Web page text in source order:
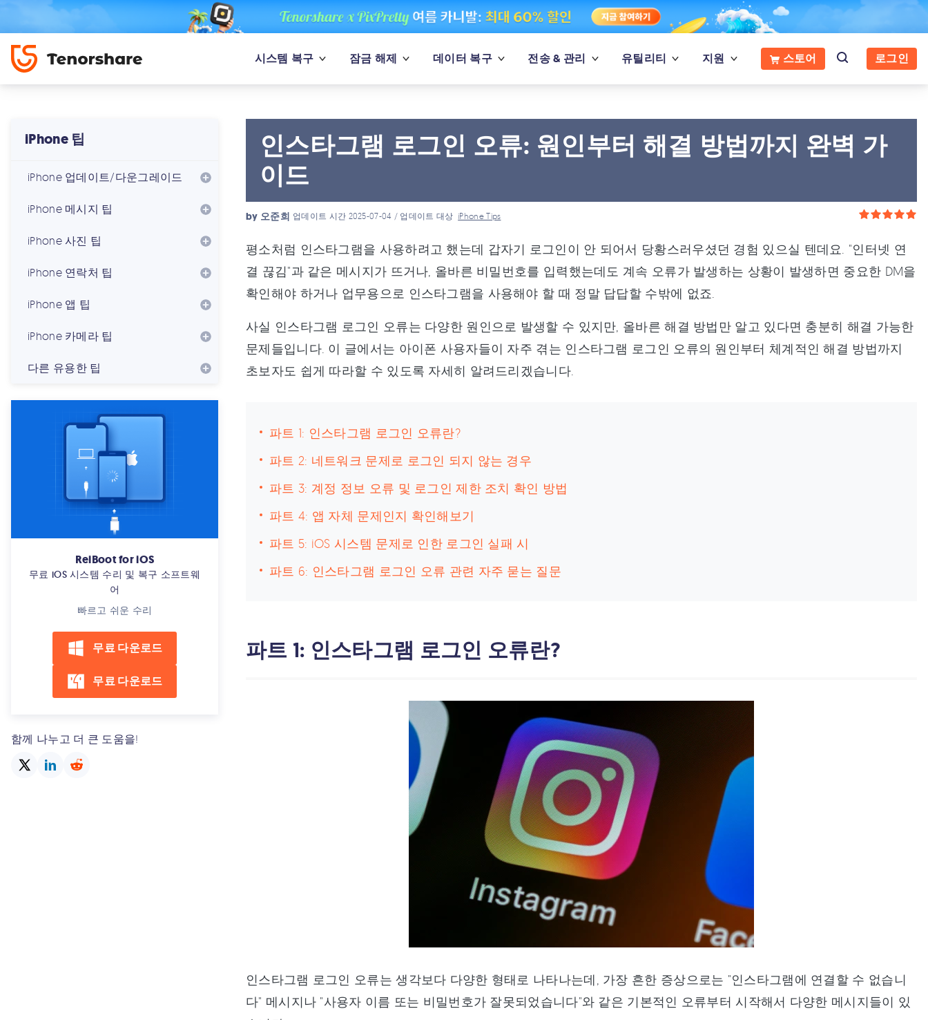
시스템 복구 잠금 해제 데이터 복구 전송 & 관리 유틸리티 지원 스토어 로그인
iPhone 팁
iPhone 업데이트/다운그레이드
iPhone 메시지 팁
iPhone 사진 팁
iPhone 연락처 팁
iPhone 앱 팁
iPhone 카메라 팁
다른 유용한 팁
ReiBoot for iOS
무료 iOS 시스템 수리 및 복구 소프트웨
어
빠르고 쉬운 수리
무료 다운로드
무료 다운로드
함께 나누고 더 큰 도움을!
인스타그램 로그인 오류: 원인부터 해결 방법까지 완벽 가
이드
by 오준희 업데이트 시간 2025-07-04 / 업데이트 대상iPhone Tips
평소처럼 인스타그램을 사용하려고 했는데 갑자기 로그인이 안 되어서 당황스러우셨던 경험 있으실 텐데요. "인터넷 연
결 끊김"과 같은 메시지가 뜨거나, 올바른 비밀번호를 입력했는데도 계속 오류가 발생하는 상황이 발생하면 중요한 DM을
확인해야 하거나 업무용으로 인스타그램을 사용해야 할 때 정말 답답할 수밖에 없죠.
사실 인스타그램 로그인 오류는 다양한 원인으로 발생할 수 있지만, 올바른 해결 방법만 알고 있다면 충분히 해결 가능한
문제들입니다. 이 글에서는 아이폰 사용자들이 자주 겪는 인스타그램 로그인 오류의 원인부터 체계적인 해결 방법까지
초보자도 쉽게 따라할 수 있도록 자세히 알려드리겠습니다.
파트 1: 인스타그램 로그인 오류란?
파트 2: 네트워크 문제로 로그인 되지 않는 경우
파트 3: 계정 정보 오류 및 로그인 제한 조치 확인 방법
파트 4: 앱 자체 문제인지 확인해보기
파트 5: iOS 시스템 문제로 인한 로그인 실패 시
파트 6: 인스타그램 로그인 오류 관련 자주 묻는 질문
파트 1: 인스타그램 로그인 오류란?
인스타그램 로그인 오류는 생각보다 다양한 형태로 나타나는데, 가장 흔한 증상으로는 "인스타그램에 연결할 수 없습니
다" 메시지나 "사용자 이름 또는 비밀번호가 잘못되었습니다"와 같은 기본적인 오류부터 시작해서 다양한 메시지들이 있